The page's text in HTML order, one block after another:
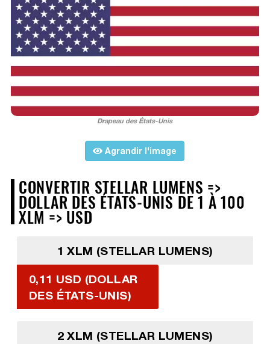
Drapeau des États-Unis
Agrandir l'image
CONVERTIR STELLAR LUMENS =>
DOLLAR DES ÉTATS-UNIS DE 1 À 100
XLM => USD
1 XLM (STELLAR LUMENS)
0,11 USD (DOLLAR
DES ÉTATS-UNIS)
2 XLM (STELLAR LUMENS)